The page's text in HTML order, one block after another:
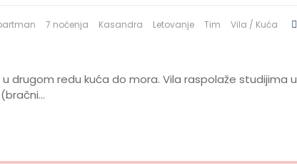
7 noćenja Kasandra Letovanje Tim
Vila / Kuća
drugom redu kuća do mora. Vila raspolaže studijima u